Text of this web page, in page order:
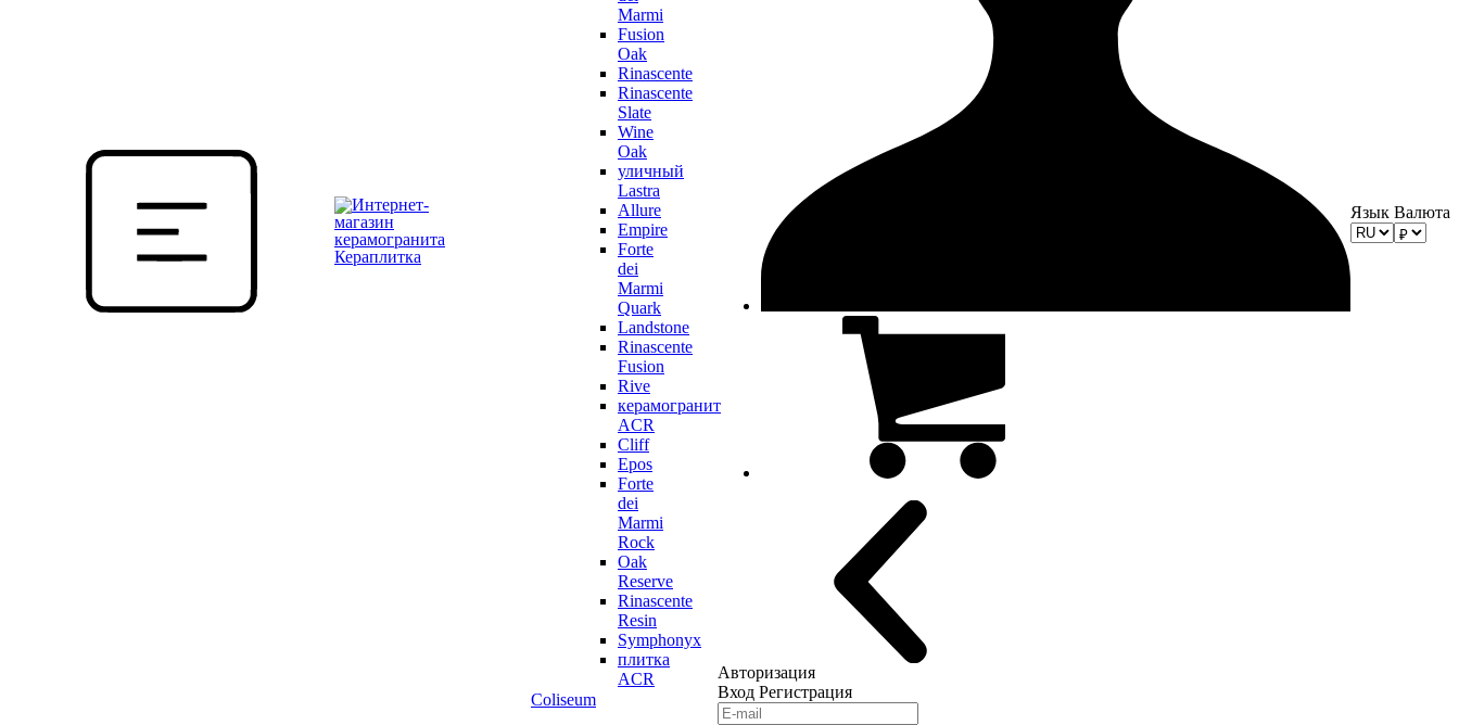
Marmi
Fusion
Oak
Rinascente
Rinascente
Slate
Wine
Oak
уличный
Lastra
Allure
Empire
Forte
dei
Marmi
Quark
Landstone
Rinascente
Fusion
Rive
керамогранит
ACR
Cliff
Epos
Forte
dei
Marmi
Rock
Oak
Reserve
Rinascente
Resin
Symphonyx
плитка
ACR
Coliseum
Авторизация
Вход Регистрация
Язык Валюта